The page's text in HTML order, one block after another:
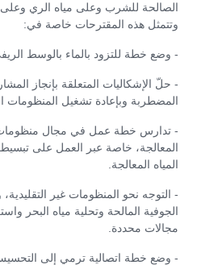
الصالحة للشرب وعلى مياه الري وعلى
وتتمثل هذه المقترحات خاصة في:
- وضع خطة للتزود بالماء بالوسط
- حلّ الإشكاليات المتعلقة بإنجاز
المضطربة وبإعادة تشغيل المنظومات
- تدارس خطة عمل في مجال منظومات
المعالجة، خاصة عبر العمل على تبسيط
المياه المعالجة.
- التوجه نحو المنظومات غير التقليدية،
الجوفية المالحة وتحلية مياه البحر
مجالات محددة.
- وضع خطة اتصالية ترمي إلى التحسيس